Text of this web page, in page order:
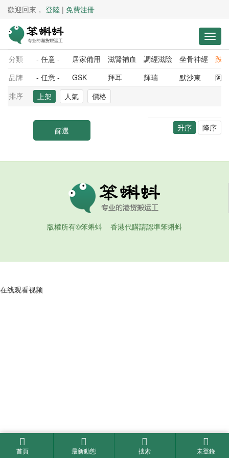
歡迎回來， 登陸 | 免費注冊
分類 - 任意 - 居家備用 滋腎補血 調經滋陰 坐骨神經
跌
品牌
- 任意 - GSK 拜耳 輝瑞 默沙東
阿
排序
上架 人氣 價格
升序 降序
版權所有©笨蝌蚪 香港代購請認準笨蝌蚪
首頁 最新動態 搜索 未登錄
在线观看视频